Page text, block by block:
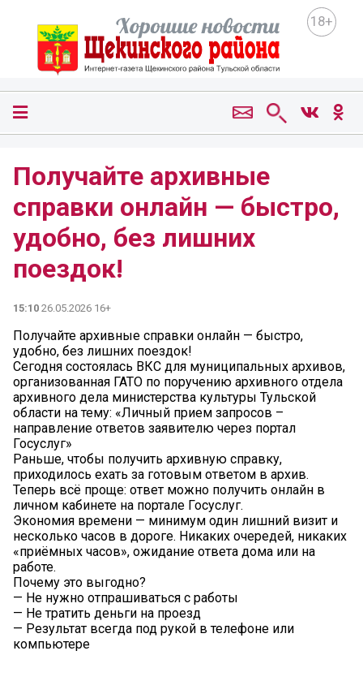
18+
Получайте архивные
справки онлайн — быстро,
удобно, без лишних
поездок!
15:10 26.05.2026 16+
Получайте архивные справки онлайн — быстро,
удобно, без лишних поездок!
Сегодня состоялась ВКС для муниципальных архивов,
организованная ГАТО по поручению архивного отдела
архивного дела министерства культуры Тульской
области на тему: «Личный прием запросов –
направление ответов заявителю через портал
Госуслуг»
Раньше, чтобы получить архивную справку,
приходилось ехать за готовым ответом в архив.
Теперь всё проще: ответ можно получить онлайн в
личном кабинете на портале Госуслуг.
Экономия времени — минимум один лишний визит и
несколько часов в дороге. Никаких очередей, никаких
«приёмных часов», ожидание ответа дома или на
работе.
Почему это выгодно?
— Не нужно отпрашиваться с работы
— Не тратить деньги на проезд
— Результат всегда под рукой в телефоне или
компьютере